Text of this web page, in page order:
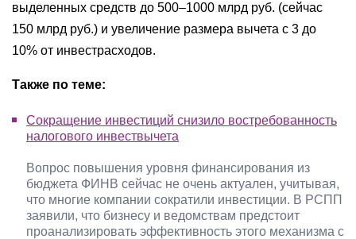
выделенных средств до 500–1000 млрд руб. (сейчас
150 млрд руб.) и увеличение размера вычета с 3 до
10% от инвестрасходов.
Также по теме:
Сокращение инвестиций снизило востребованность
налогового инвествычета
Вопрос повышения уровня финансирования из
бюджета ФИНВ сейчас не очень актуален, учитывая,
что многие компании сократили инвестиции. В РСПП
заявили, что бизнесу и ведомствам предстоит
проанализировать эффективность этого механизма с